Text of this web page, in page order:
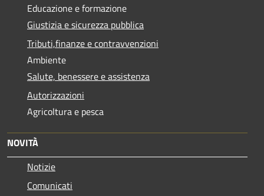
Educazione e formazione
Giustizia e sicurezza pubblica
Tributi,finanze e contravvenzioni
Ambiente
Salute, benessere e assistenza
Autorizzazioni
Agricoltura e pesca
NOVITÀ
Notizie
Comunicati